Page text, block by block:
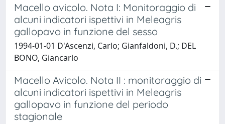
Macello avicolo. Nota I: Monitoraggio di
alcuni indicatori ispettivi in Meleagris
gallopavo in funzione del sesso
1994-01-01 D'Ascenzi, Carlo; Gianfaldoni, D.; DEL
BONO, Giancarlo
Macello Avicolo. Nota II : monitoraggio di
alcuni indicatori ispettivi in Meleagris
gallopavo in funzione del periodo
stagionale